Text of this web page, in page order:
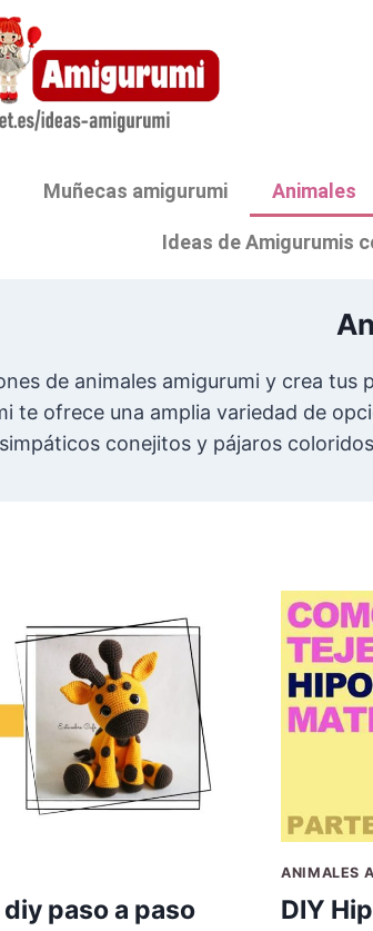
Muñecas amigurumi Animales
Ideas de Amigurumis
de animales amigurumi y crea
te ofrece una amplia variedad de
conejitos y pájaros
paso a paso
ANIMALES
DIY